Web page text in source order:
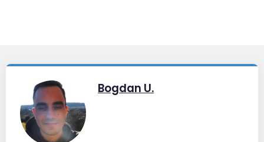
Bogdan U.